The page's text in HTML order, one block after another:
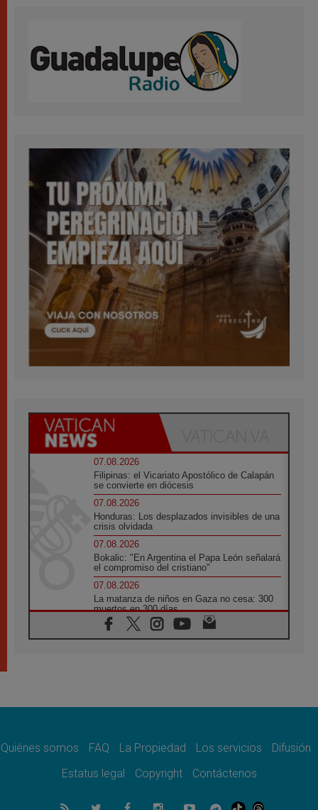
07.08.2026
Filipinas: el Vicariato Apostólico de Calapán
se convierte en diócesis
07.08.2026
Honduras: Los desplazados invisibles de una
crisis olvidada
07.08.2026
Bokalic: "En Argentina el Papa León señalará
el compromiso del cristiano"
07.08.2026
La matanza de niños en Gaza no cesa: 300
muertos en 300 días
07.08.2026
Tagle: La guerra desfigura el mundo, solo la
como misión al servicio del Evangelio
SIGNIS 2026, dar voz a las religiosas en el
07.08.2026
Quiénes somos FAQ La Propiedad Los servicios
Difusión
Estatus legal
Copyright Contáctenos